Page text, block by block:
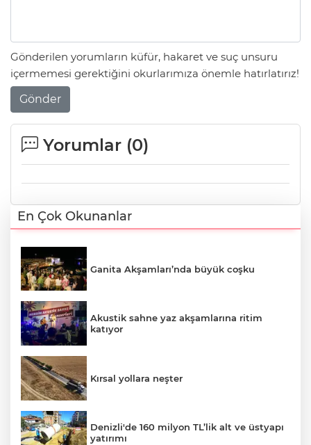
Gönderilen yorumların küfür, hakaret ve suç unsuru
içermemesi gerektiğini okurlarımıza önemle hatırlatırız!
Gönder
Yorumlar (0)
En Çok Okunanlar
Ganita Akşamları’nda büyük coşku
Akustik sahne yaz akşamlarına ritim
katıyor
Kırsal yollara neşter
Denizli'de 160 milyon TL’lik alt ve üstyapı
yatırımı